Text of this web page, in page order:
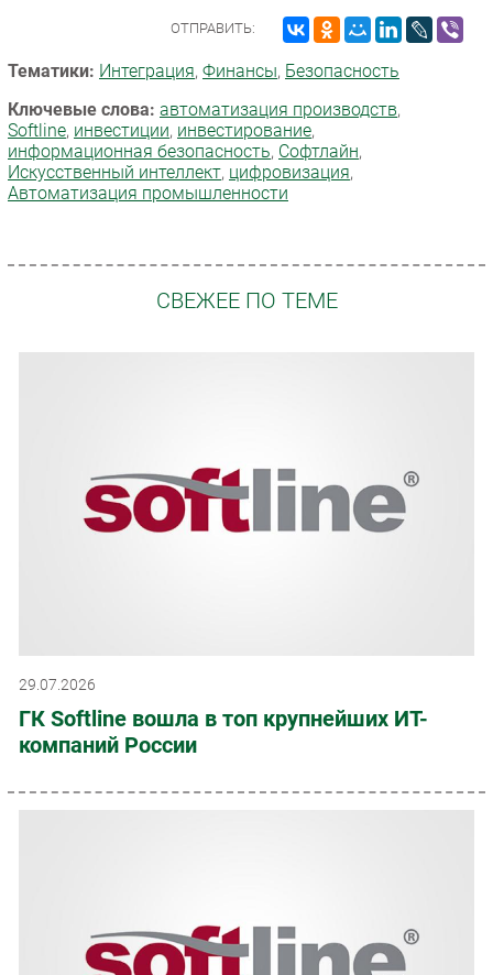
ОТПРАВИТЬ:
Тематики: Интеграция, Финансы, Безопасность
Ключевые слова: автоматизация производств,
Softline, инвестиции, инвестирование,
информационная безопасность, Софтлайн,
Искусственный интеллект, цифровизация,
Автоматизация промышленности
СВЕЖЕЕ ПО ТЕМЕ
29.07.2026
ГК Softline вошла в топ крупнейших ИТ-
компаний России